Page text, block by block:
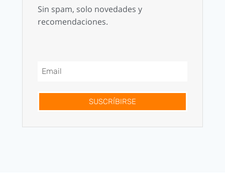
Sin spam, solo novedades y
recomendaciones.
SUSCRÍBIRSE